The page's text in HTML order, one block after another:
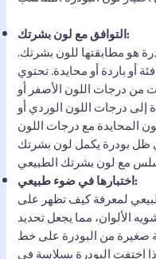
التوافق مع لون بشرتك:
هو مطابقتها للون بشرتك.
أو باردة أو محايدة. تحتوي
من درجات اللون الأصفر أو
إلى درجات اللون الوردي أو
المحايدة مع درجات اللون
ظل بودرة يكمل لون بشرتك
اختبارها في ضوء طبيعي:
لمعرفة كيف تظهر على
الألوان، مما يجعل تحديد
صغيرة من البودرة على خط
اختفت البودرة بسلاسة في